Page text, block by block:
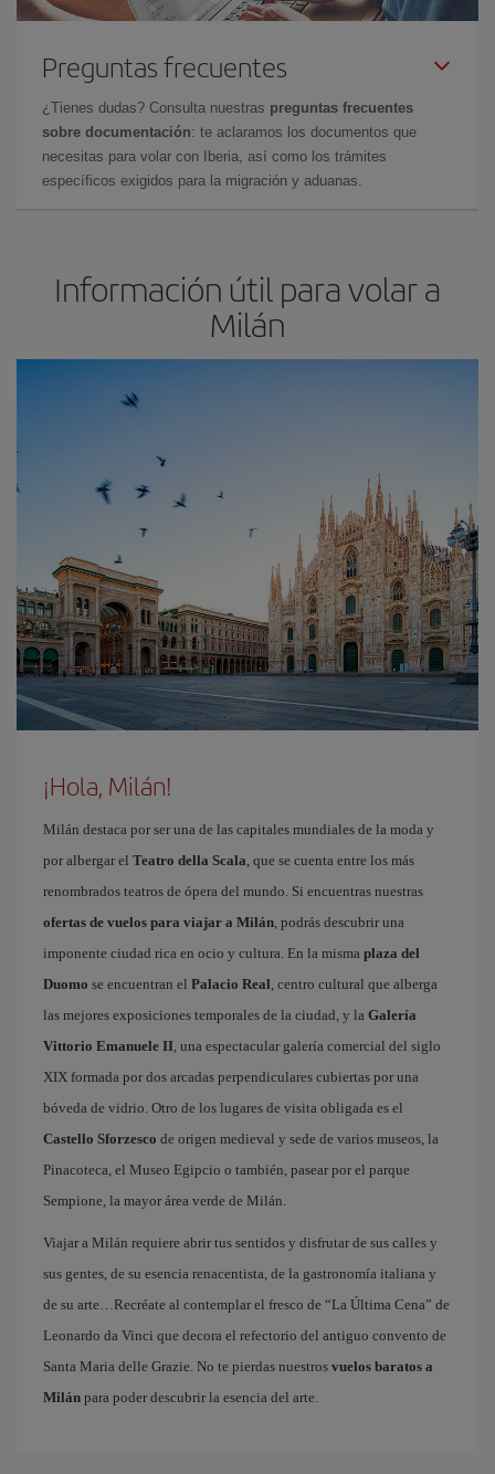
Preguntas frecuentes
¿Tienes dudas? Consulta nuestras preguntas frecuentes
sobre documentación: te aclaramos los documentos que
necesitas para volar con Iberia, así como los trámites
específicos exigidos para la migración y aduanas.
Información útil para volar a
Milán
¡Hola, Milán!
Milán destaca por ser una de las capitales mundiales de la moda y
por albergar el Teatro della Scala, que se cuenta entre los más
renombrados teatros de ópera del mundo. Si encuentras nuestras
ofertas de vuelos para viajar a Milán, podrás descubrir una
imponente ciudad rica en ocio y cultura. En la misma plaza del
Duomo se encuentran el Palacio Real, centro cultural que alberga
las mejores exposiciones temporales de la ciudad, y la Galería
Vittorio Emanuele II, una espectacular galería comercial del siglo
XIX formada por dos arcadas perpendiculares cubiertas por una
bóveda de vidrio. Otro de los lugares de visita obligada es el
Castello Sforzesco de origen medieval y sede de varios museos, la
Pinacoteca, el Museo Egipcio o también, pasear por el parque
Sempione, la mayor área verde de Milán.
Viajar a Milán requiere abrir tus sentidos y disfrutar de sus calles y
sus gentes, de su esencia renacentista, de la gastronomía italiana y
de su arte…Recréate al contemplar el fresco de “La Última Cena” de
Leonardo da Vinci que decora el refectorio del antiguo convento de
Santa Maria delle Grazie. No te pierdas nuestros vuelos baratos a
Milán para poder descubrir la esencia del arte.